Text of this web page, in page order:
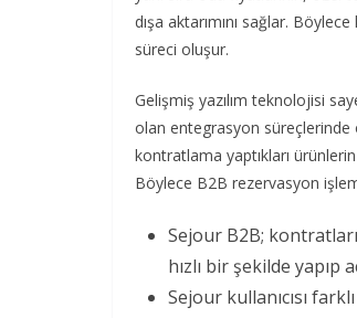
dışa aktarımını sağlar.
süreci oluşur.
Gelişmiş yazılım teknolojisi
olan entegrasyon süreçlerinde
kontratlama yaptıkları
Böylece B2B rezervasyon
Sejour B2B;
hızlı bir şekilde yapıp
Sejour kullanıcısı